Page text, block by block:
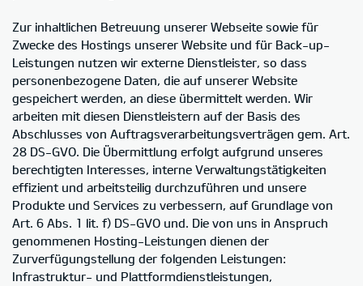
Zur inhaltlichen Betreuung unserer Webseite sowie für
Zwecke des Hostings unserer Website und für Back-up-
Leistungen nutzen wir externe Dienstleister, so dass
personenbezogene Daten, die auf unserer Website
gespeichert werden, an diese übermittelt werden. Wir
arbeiten mit diesen Dienstleistern auf der Basis des
Abschlusses von Auftragsverarbeitungsverträgen gem. Art.
28 DS-GVO. Die Übermittlung erfolgt aufgrund unseres
berechtigten Interesses, interne Verwaltungstätigkeiten
effizient und arbeitsteilig durchzuführen und unsere
Produkte und Services zu verbessern, auf Grundlage von
Art. 6 Abs. 1 lit. f) DS-GVO und. Die von uns in Anspruch
genommenen Hosting-Leistungen dienen der
Zurverfügungstellung der folgenden Leistungen:
Infrastruktur- und Plattformdienstleistungen,